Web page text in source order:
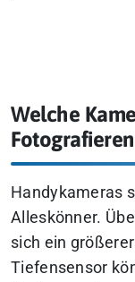
Welche
Handykameras
Alleskönner.
sich ein
Tiefensensor